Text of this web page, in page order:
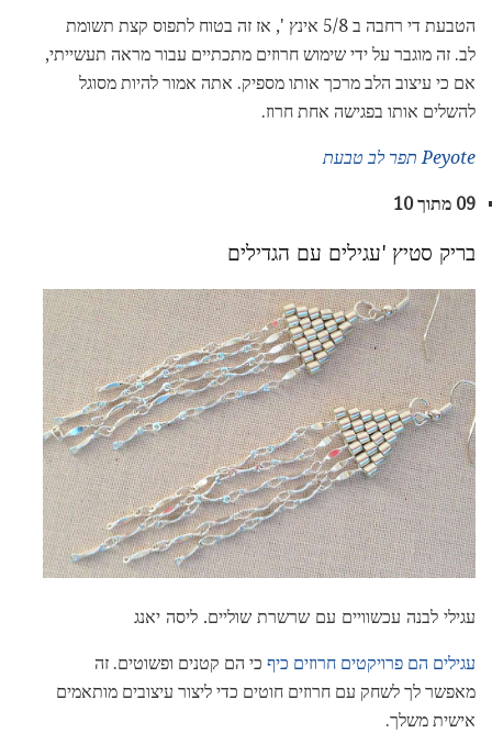
הטבעת די רחבה ב 5/8 אינץ ', אז זה בטוח לתפוס קצת תשומת
לב. זה מוגבר על ידי שימוש חרוזים מתכתיים עבור מראה תעשייתי,
אם כי עיצוב הלב מרכך אותו מספיק. אתה אמור להיות מסוגל
להשלים אותו בפגישה אחת חרוז.
Peyote תפר לב טבעת
09 מתוך 10
בריק סטיץ 'עגילים עם הגדילים
עגילי לבנה עכשוויים עם שרשרת שוליים. ליסה יאנג
עגילים הם פרויקטים חרוזים כיף כי הם קטנים ופשוטים. זה
מאפשר לך לשחק עם חרוזים חוטים כדי ליצור עיצובים מותאמים
אישית משלך.